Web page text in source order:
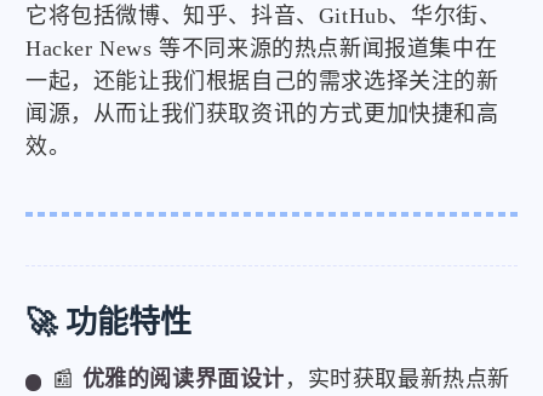
它将包括微博、知乎、抖音、GitHub、华尔街、
Hacker News 等不同来源的热点新闻报道集中在
一起，还能让我们根据自己的需求选择关注的新
闻源，从而让我们获取资讯的方式更加快捷和高
效。
🚀 功能特性
📰 优雅的阅读界面设计 ，实时获取最新热点新